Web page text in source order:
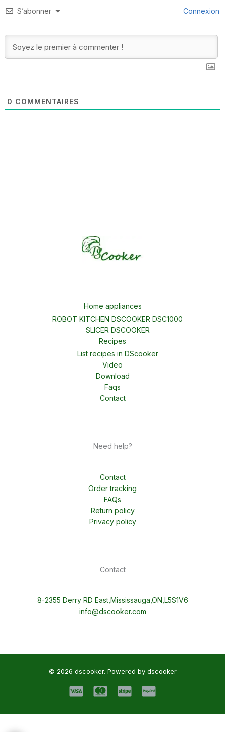
S’abonner Connexion
0 COMMENTAIRES
Home appliances
ROBOT KITCHEN DSCOOKER DSC1000
SLICER DSCOOKER
Recipes
List recipes in DScooker
Video
Download
Faqs
Contact
Need help?
Contact
Order tracking
FAQs
Return policy
Privacy policy
Contact
8-2355 Derry RD East,Mississauga,ON,L5S1V6
info@dscooker.com
© 2026 dscooker. Powered by dscooker